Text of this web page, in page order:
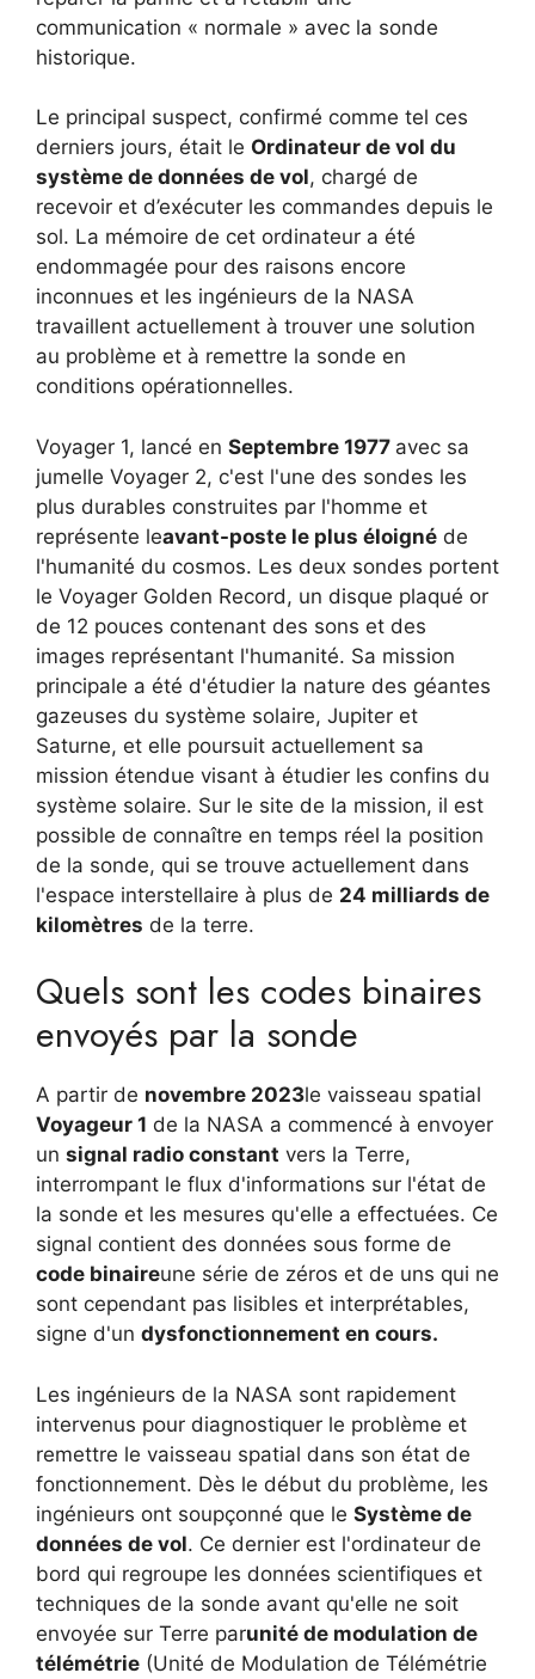
communication « normale » avec la sonde
historique.
Le principal suspect, confirmé comme tel ces
derniers jours, était le Ordinateur de vol du
système de données de vol, chargé de
recevoir et d’exécuter les commandes depuis le
sol. La mémoire de cet ordinateur a été
endommagée pour des raisons encore
inconnues et les ingénieurs de la NASA
travaillent actuellement à trouver une solution
au problème et à remettre la sonde en
conditions opérationnelles.
Voyager 1, lancé en Septembre 1977 avec sa
jumelle Voyager 2, c'est l'une des sondes les
plus durables construites par l'homme et
représente leavant-poste le plus éloigné de
l'humanité du cosmos. Les deux sondes portent
le Voyager Golden Record, un disque plaqué or
de 12 pouces contenant des sons et des
images représentant l'humanité. Sa mission
principale a été d'étudier la nature des géantes
gazeuses du système solaire, Jupiter et
Saturne, et elle poursuit actuellement sa
mission étendue visant à étudier les confins du
système solaire. Sur le site de la mission, il est
possible de connaître en temps réel la position
de la sonde, qui se trouve actuellement dans
l'espace interstellaire à plus de 24 milliards de
kilomètres de la terre.
Quels sont les codes binaires
envoyés par la sonde
A partir de novembre 2023le vaisseau spatial
Voyageur 1 de la NASA a commencé à envoyer
un signal radio constant vers la Terre,
interrompant le flux d'informations sur l'état de
la sonde et les mesures qu'elle a effectuées. Ce
signal contient des données sous forme de
code binaireune série de zéros et de uns qui ne
sont cependant pas lisibles et interprétables,
signe d'un dysfonctionnement en cours.
Les ingénieurs de la NASA sont rapidement
intervenus pour diagnostiquer le problème et
remettre le vaisseau spatial dans son état de
fonctionnement. Dès le début du problème, les
ingénieurs ont soupçonné que le Système de
données de vol. Ce dernier est l'ordinateur de
bord qui regroupe les données scientifiques et
techniques de la sonde avant qu'elle ne soit
envoyée sur Terre parunité de modulation de
télémétrie (Unité de Modulation de Télémétrie